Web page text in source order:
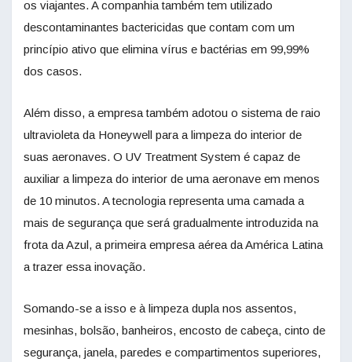
os viajantes. A companhia também tem utilizado
descontaminantes bactericidas que contam com um
princípio ativo que elimina vírus e bactérias em 99,99%
dos casos.
Além disso, a empresa também adotou o sistema de raio
ultravioleta da Honeywell para a limpeza do interior de
suas aeronaves. O UV Treatment System é capaz de
auxiliar a limpeza do interior de uma aeronave em menos
de 10 minutos. A tecnologia representa uma camada a
mais de segurança que será gradualmente introduzida na
frota da Azul, a primeira empresa aérea da América Latina
a trazer essa inovação.
Somando-se a isso e à limpeza dupla nos assentos,
mesinhas, bolsão, banheiros, encosto de cabeça, cinto de
segurança, janela, paredes e compartimentos superiores,